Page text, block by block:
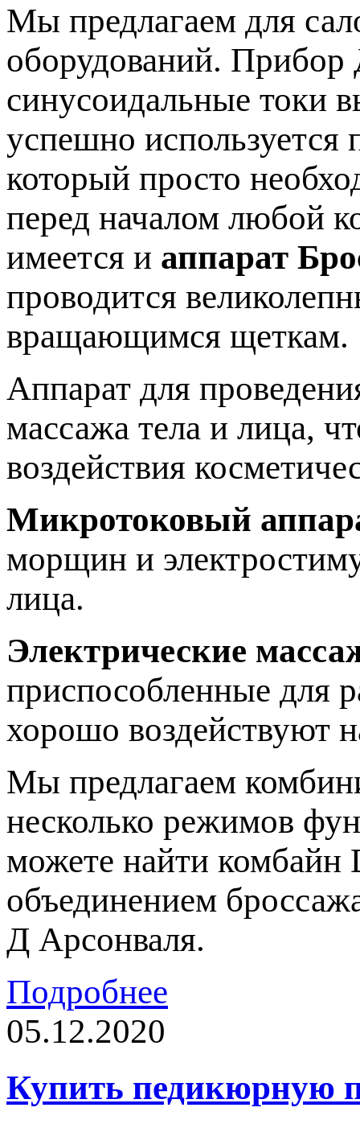
Мы предлагаем для
оборудований. Прибор
синусоидальные токи
успешно используется
который просто
перед началом любой
имеется и аппарат
проводится
вращающимся щеткам.
Аппарат для
массажа тела и лица,
воздействия
Микротоковый
морщин и
лица.
Электрические
приспособленные для
хорошо воздействуют
Мы предлагаем
несколько режимов
можете найти комбайн
объединением
Д Арсонваля.
Подробнее
05.12.2020
Купить педикюрную